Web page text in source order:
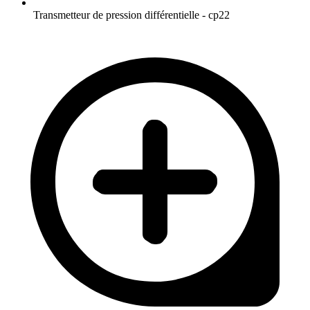
Transmetteur de pression différentielle - cp22